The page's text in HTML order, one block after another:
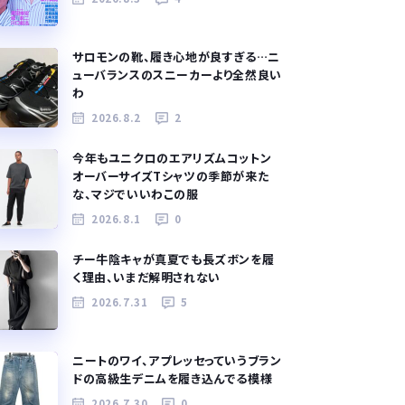
サロモンの靴、履き心地が良すぎる…ニ
ューバランスのスニーカーより全然良い
わ
2026.8.2 2
今年もユニクロのエアリズムコットン
オーバーサイズTシャツの季節が来た
な、マジでいいわこの服
2026.8.1 0
チー牛陰キャが真夏でも長ズボンを履
く理由、いまだ解明されない
2026.7.31 5
ニートのワイ、アプレッセっていうブラン
ドの高級生デニムを履き込んでる模様